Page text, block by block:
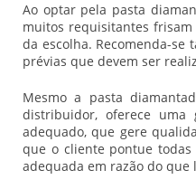
Ao optar pela pasta
muitos requisitantes frisam
da escolha. Recomenda-se
prévias que devem ser
Mesmo a pasta
distribuidor, oferece uma
adequado, que gere
que o cliente pontue todas
adequada em razão do que